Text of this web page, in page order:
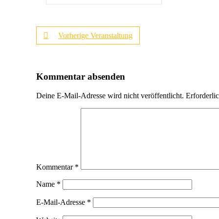
Vorherige Veranstaltung
Kommentar absenden
Deine E-Mail-Adresse wird nicht veröffentlicht.
Kommentar *
Name *
E-Mail-Adresse *